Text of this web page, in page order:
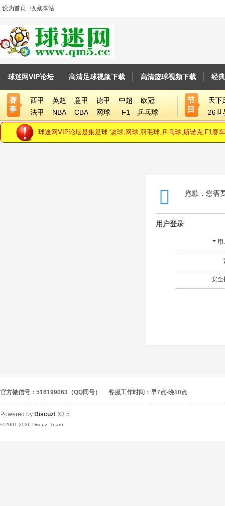
设为首页 收藏本站
球迷网VIP论坛 高清足球视频下载 高清篮球视频下载 经
赛
事
西甲 英超 意甲 德甲 中超
欧冠
法甲
NBA CBA 网球 F1 乒乓球
节
目
天下
26世
球迷网VIP论坛是集足球.篮球,网球,羽毛球,乒乓球,斯诺克,F1赛
抱歉，您需
用户登录
用
安全
官方微信号：516199063（QQ同号） 客服工作时间：早7点-晚10点
Powered by Discuz! X3.5
© 2001-2026 Discuz! Team